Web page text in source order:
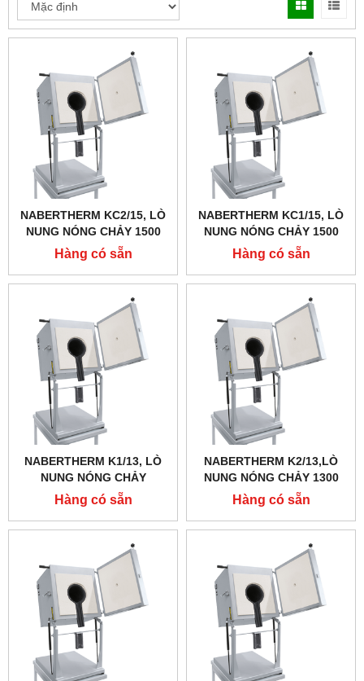
NABERTHERM KC2/15, LÒ
NUNG NÓNG CHẢY 1500
ĐỘ, DUNG TÍCH 1.5 LÍT
Hàng có sẵn
NABERTHERM KC1/15, LÒ
NUNG NÓNG CHẢY 1500
ĐỘ, DUNG TÍCH 0.75 LÍT
Hàng có sẵn
NABERTHERM K1/13, LÒ
NUNG NÓNG CHẢY
NABERTHERM 1300 ĐỘ,
DUNG TÍCH 0,75 LÍT
Hàng có sẵn
NABERTHERM K2/13,LÒ
NUNG NÓNG CHẢY 1300
ĐỘ, DUNG TÍCH 3 LÍT
Hàng có sẵn